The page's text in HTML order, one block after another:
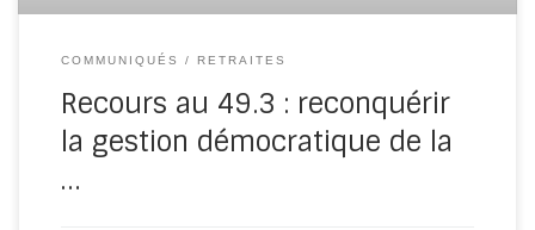
COMMUNIQUÉS RETRAITES
Recours au 49.3 : reconquérir
la gestion démocratique de la
…